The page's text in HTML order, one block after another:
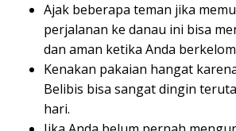
Ajak beberapa teman jika
perjalanan ke danau ini bisa
dan aman ketika Anda
Kenakan pakaian hangat
Belibis bisa sangat dingin
hari.